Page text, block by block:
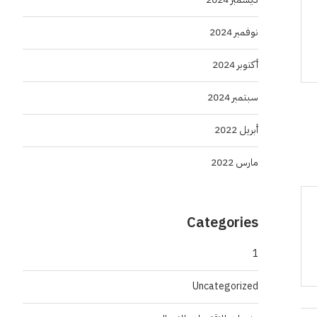
نوفمبر 2024
أكتوبر 2024
سبتمبر 2024
أبريل 2022
مارس 2022
Categories
1
Uncategorized